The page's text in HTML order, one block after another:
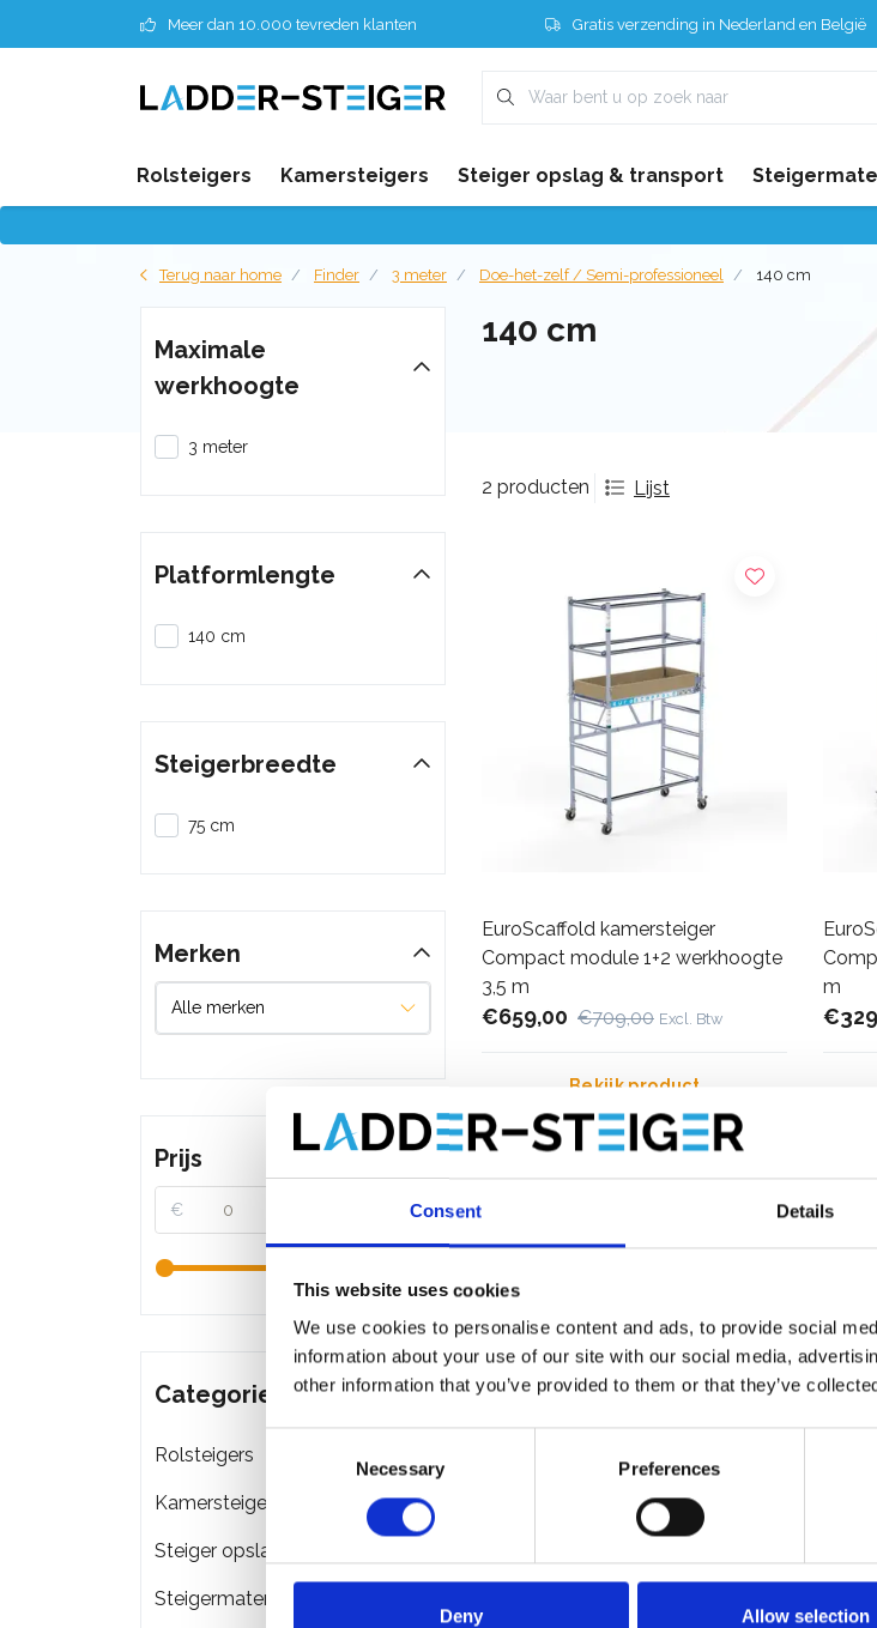
Consent Details
This website uses cookies
We use cookies to personalise content and ads, to provide social
information about your use of our site with our social media,
other information that you’ve provided to them or that they’ve
Necessary Preferences
Deny Allow selection
Meer dan 10.000 tevreden klanten Gratis verzending in Nederland en België
Rolsteigers Kamersteigers Steiger opslag & transport
Terug naar home Finder 3 meter Doe-het-zelf / Semi-professioneel 140 cm
140 cm
2 producten Lijst
EuroScaffold kamersteiger
Compact module 1+2 werkhoogte
3,5 m
€659,00 €709,00 Excl. Btw
Bekijk product
m
Maximale
werkhoogte
3 meter
Platformlengte
140 cm
Steigerbreedte
75 cm
Merken
Prijs
€
Categorieën
Rolsteigers
Kamersteigers
Steiger opslag & transport
Steigermateriaal